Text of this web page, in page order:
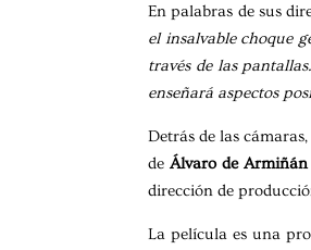
En palabras de sus
el insalvable choque
través de las
enseñará aspectos
Detrás de las
deÁlvaro de Armiñán
dirección de
La película es una